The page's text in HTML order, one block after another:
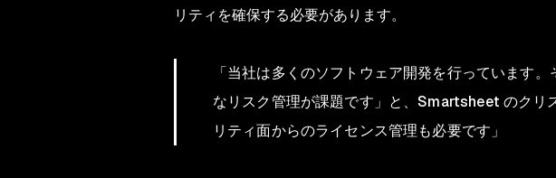
リティを確保する必要があります。
「当社は多くのソフトウェア開発を行っています
なリスク管理が課題です」と、Smartsheet のクリ
リティ面からのライセンス管理も必要です」